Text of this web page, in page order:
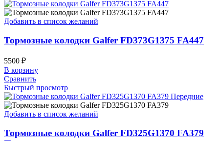
Добавить в список желаний
Тормозные колодки Galfer FD373G1375 FA447
5500 ₽
В корзину
Сравнить
Быстрый просмотр
Добавить в список желаний
Тормозные колодки Galfer FD325G1370 FA379